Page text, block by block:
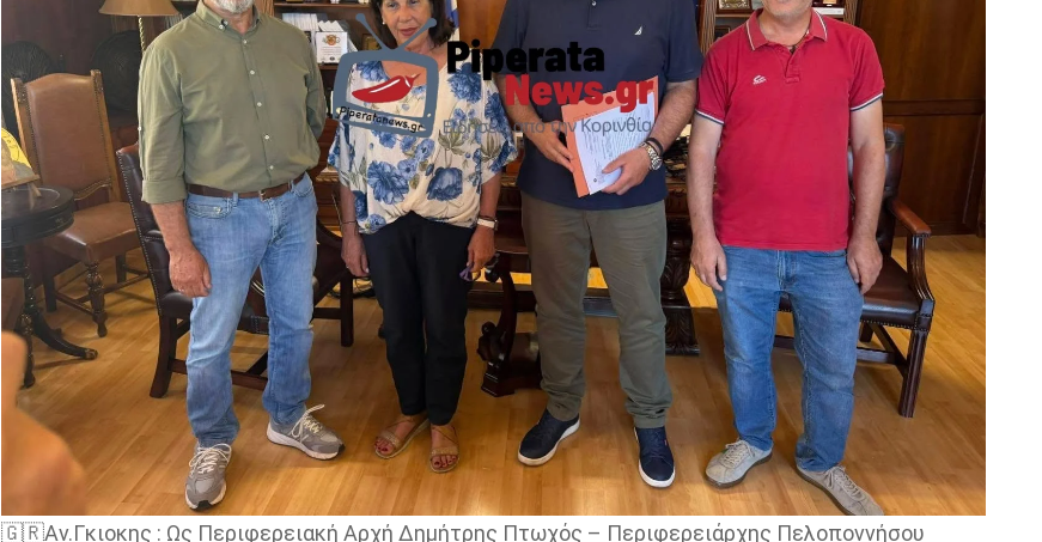
🇬🇷Αν.Γκιοκης : Ως Περιφερειακή Αρχή Δημήτρης Πτωχός – Περιφερειάρχης Πελοποννήσου